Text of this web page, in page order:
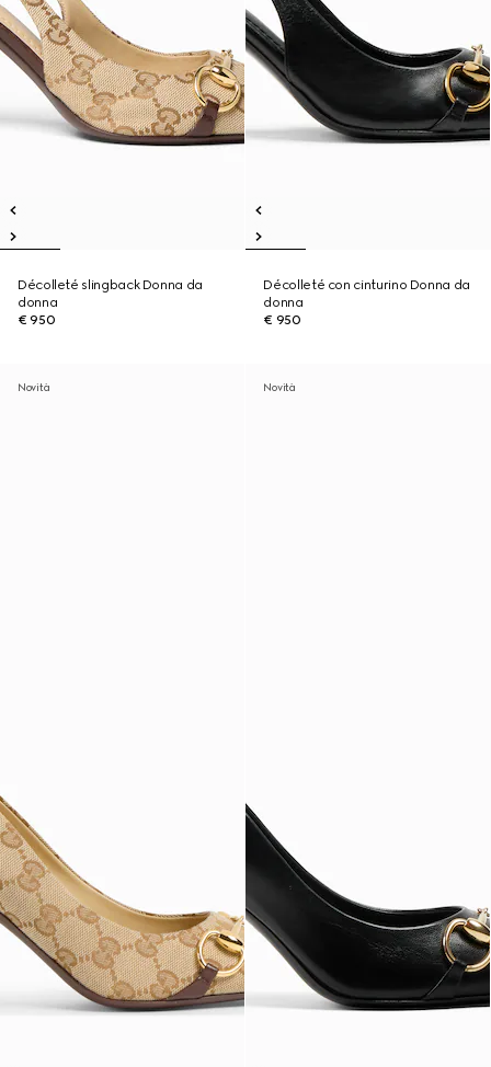
Décolleté slingback Donna da
donna
€ 950
Décolleté con cinturino Donna da
donna
€ 950
Novità Novità